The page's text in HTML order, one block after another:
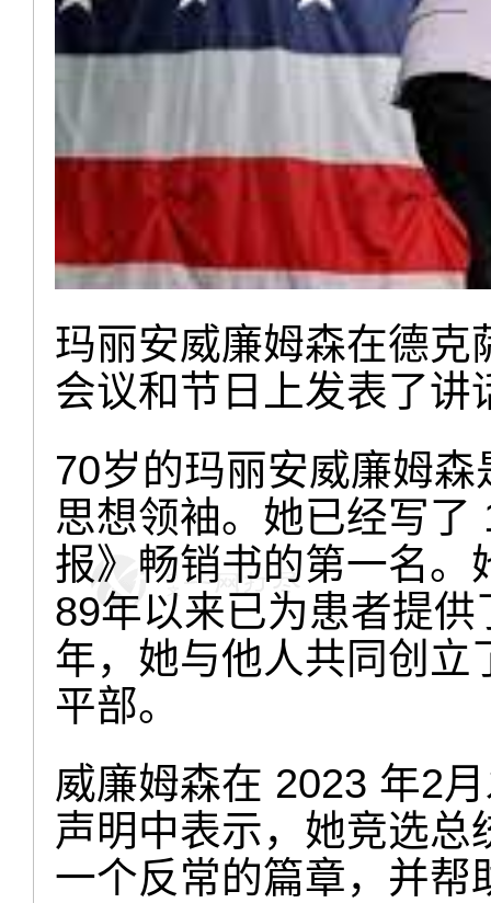
玛丽安威廉姆森在德克
会议和节日上发表了讲
70岁的玛丽安威廉姆
思想领袖。她已经写
报》畅销书的第一名。
89年以来已为患者提
年，她与他人共同创立
平部。
威廉姆森在 2023 年2
声明中表示，她竞选总
一个反常的篇章，并帮